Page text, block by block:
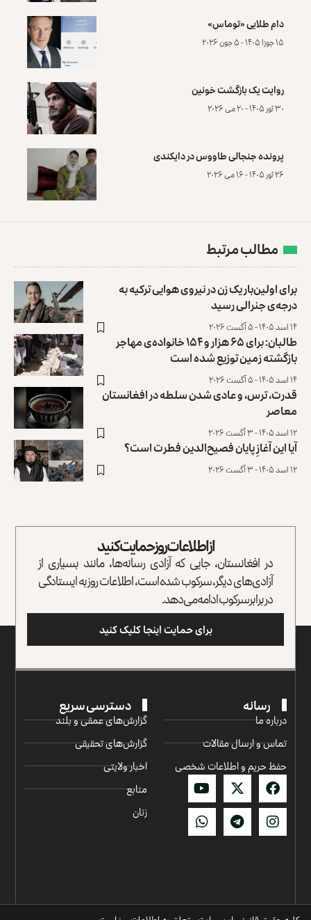
دام طلایی «توماس»
۱۵ جوزا ۱۴۰۵ - ۵ جون ۲۰۲۶
روایت یک بازگشت خونین
۳۰ ثور ۱۴۰۵ - ۲۰ می ۲۰۲۶
پرونده‌ جنجالی طاووس در دایکندی
۲۶ ثور ۱۴۰۵ - ۱۶ می ۲۰۲۶
مطالب مرتبط
برای اولین‌بار یک زن در نیروی هوایی ترکیه به
درجه‌ی جنرالی رسید
۱۴ اسد ۱۴۰۵ - ۵ آگست ۲۰۲۶
طالبان: برای ۶۵ هزار و ۱۵۴ خانواده‌ی مهاجر
بازگشته زمین توزیع ‏شده است
۱۴ اسد ۱۴۰۵ - ۵ آگست ۲۰۲۶
قدرت، ترس، و عادی ‌شدن سلطه در افغانستان
معاصر
۱۲ اسد ۱۴۰۵ - ۳ آگست ۲۰۲۶
آیا این آغازِ پایان فصیح‌الدین فطرت است؟
۱۲ اسد ۱۴۰۵ - ۳ آگست ۲۰۲۶
از اطلاعات روز حمایت کنید
در افغانستان، جایی که آزادی رسانه‌ها، مانند بسیاری از
آزادی‌های دیگر، سرکوب شده است، اطلاعات روز به ایستادگی
در برابر سرکوب ادامه می‌دهد.
برای حمایت اینجا کلیک کنید
رسانه
درباره ما
تماس و ارسال مقالات
حفظ حریم و اطلاعات شخصی
دسترسی سریع
گزارش‌‌های عمقی و بلند
گزارش‌های تحقیقی
اخبار ولایتی
منابع
زنان